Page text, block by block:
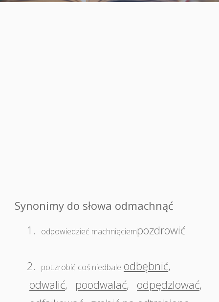
Synonimy do słowa odmachnąć
1.
odpowiedzieć machnięciempozdrowić
2. pot.zrobić coś niedbale odbębnić,
odwalić, poodwalać, odpędzlować,